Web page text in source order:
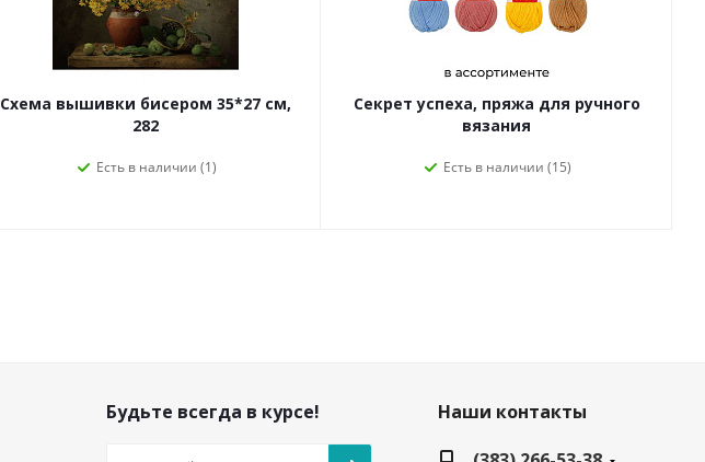
Схема вышивки бисером 35*27 см,
282
Есть в наличии (1)
Секрет успеха, пряжа для ручного
вязания
Есть в наличии (15)
Будьте всегда в курсе!
Наши контакты